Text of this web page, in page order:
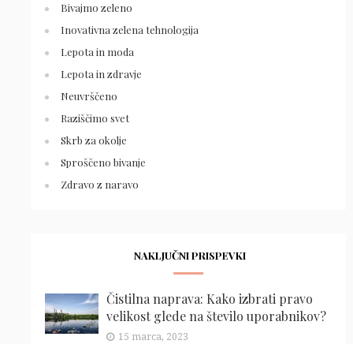
Bivajmo zeleno
Inovativna zelena tehnologija
Lepota in moda
Lepota in zdravje
Neuvrščeno
Raziščimo svet
Skrb za okolje
Sproščeno bivanje
Zdravo z naravo
NAKLJUČNI PRISPEVKI
Čistilna naprava: Kako izbrati pravo
velikost glede na število uporabnikov?
15 marca, 2023